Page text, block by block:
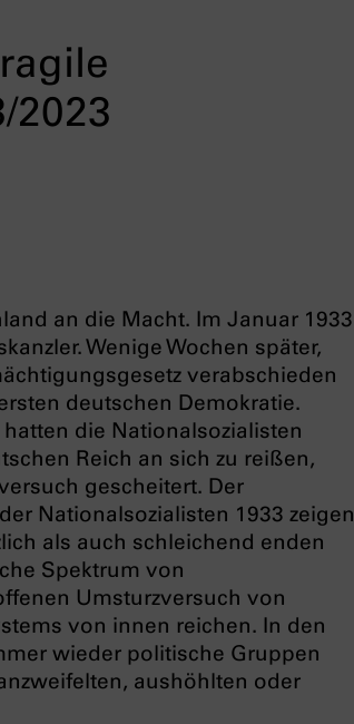
2023
an die Macht. Im Januar 1933
Wenige Wochen später,
verabschieden
deutschen Demokratie.
die Nationalsozialisten
Reich an sich zu reißen,
gescheitert. Der
Nationalsozialisten 1933 zeigen
als auch schleichend enden
Spektrum von
Umsturzversuch von
von innen reichen. In den
wieder politische Gruppen
aushöhlten oder